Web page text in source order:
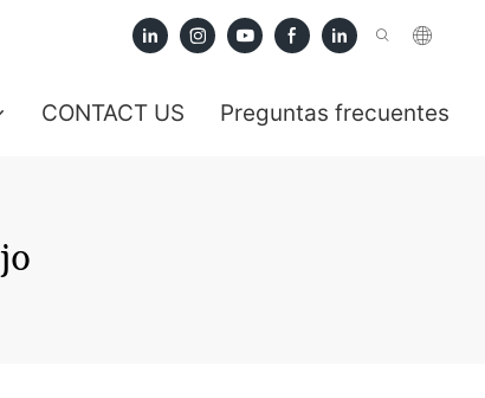
CONTACT US Preguntas frecuentes